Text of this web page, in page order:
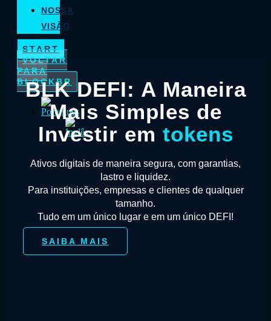
NOSSA
VISÃO
START
VOLTAR
PARA
BLOCKBR
BLK DEFI: A Maneira
Mais Simples de
Investir em tokens
Ativos digitais de maneira segura, com garantias,
lastro e liquidez.
Para instituições, empresas e clientes de qualquer
tamanho.
Tudo em um único lugar e em um único DEFI!
SAIBA MAIS